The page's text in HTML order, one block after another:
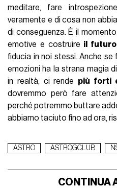
meditare, fare
veramente e di cosa non
di conseguenza. È il
emotive e costruire il futuro
fiducia in noi stessi. Anche se
emozioni ha la strana magia
in realtà, ci rende più forti
dovremmo però fare
perché potremmo buttare
abbiamo taciuto fino ad ora,
ASTRO ASTROGCLUB
CONTINUA